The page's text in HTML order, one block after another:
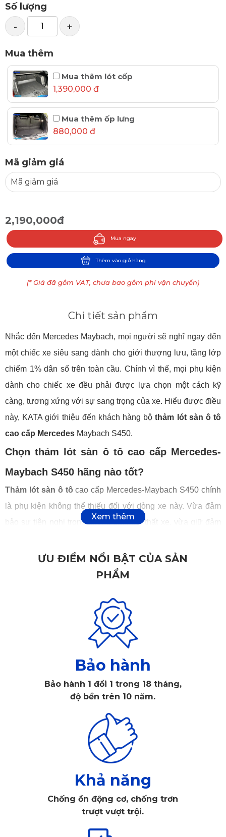
Số lượng
- +
Mua thêm
Mua thêm lót cốp
1,390,000 đ
Mua thêm ốp lưng
880,000 đ
Mã giảm giá
2,190,000đ
Mua ngay
Thêm vào giỏ hàng
(* Giá đã gồm VAT, chưa bao gồm phí vận chuyển)
Chi tiết sản phẩm
Nhắc đến Mercedes Maybach, mọi người sẽ nghĩ ngay đến
một chiếc xe siêu sang dành cho giới thượng lưu, tầng lớp
chiếm 1% dân số trên toàn cầu. Chính vì thế, mọi phụ kiện
dành cho chiếc xe đều phải được lựa chọn một cách kỹ
càng, tương xứng với sự sang trọng của xe. Hiểu được điều
này, KATA giới thiệu đến khách hàng bộthảm lót sàn ô tô
cao cấp Mercedes Maybach S450.
Chọn thảm lót sàn ô tô cao cấp Mercedes-
Maybach S450 hãng nào tốt?
Thảm lót sàn ô tô cao cấp Mercedes-Maybach S450 chính
là phụ kiện không thể thiếu đối với dòng xe này. Vừa đảm
bảo sự tiện nghi trong không gian nội thất xe, vừa giữ đảm
sự đa dạng của các mẫu lót sàn ô tô Mercedes-Maybach
S450, bạn cần phải chú ý đến các tiêu chí sau khi chọn:
Độ bền là tiêu chí hàng đầu khi lựa chọn
Mercedes-Maybach S450. Thực tế, thảm trải sàn là một
trong những vật dụng chịu tác động lực lớn đến từ đế giày
độ bền. Thảm có khả năng chịu lực và độ dẻo dai phù hợp
với điều kiện thời tiết nóng - ẩm của nước ta sẽ là lựa chọn
ƯU ĐIỂM NỔI BẬT CỦA SẢN
PHẨM
Bảo hành
Bảo hành 1 đổi 1 trong 18 tháng,
độ bền trên 10 năm.
Khả năng
Chống ồn động cơ, chống trơn
trượt vượt trội.